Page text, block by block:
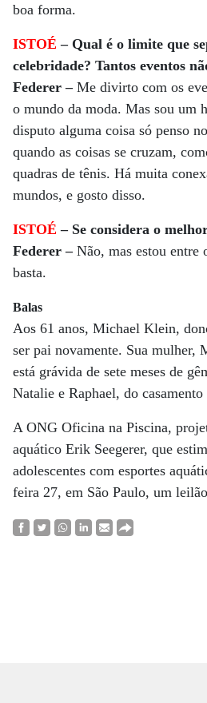
boa forma.
ISTOÉ– Qual é o limite que
celebridade? Tantos eventos
Federer –Me divirto com os
o mundo da moda. Mas sou um
disputo alguma coisa só penso
quando as coisas se cruzam,
quadras de tênis. Há muita
mundos, e gosto disso.
ISTOÉ– Se considera o
Federer –Não, mas estou entre
basta.
Balas
Aos 61 anos, Michael Klein,
ser pai novamente. Sua mulher,
está grávida de sete meses de
Natalie e Raphael, do
A ONG Oficina na Piscina,
aquático Erik Seegerer, que
adolescentes com esportes
feira 27, em São Paulo, um